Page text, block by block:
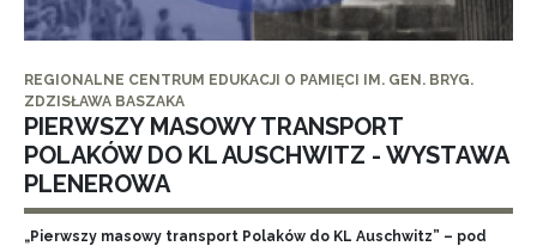
REGIONALNE CENTRUM EDUKACJI O PAMIĘCI IM. GEN. BRYG.
ZDZISŁAWA BASZAKA
PIERWSZY MASOWY TRANSPORT
POLAKÓW DO KL AUSCHWITZ - WYSTAWA
PLENEROWA
„Pierwszy masowy transport Polaków do KL Auschwitz” – pod